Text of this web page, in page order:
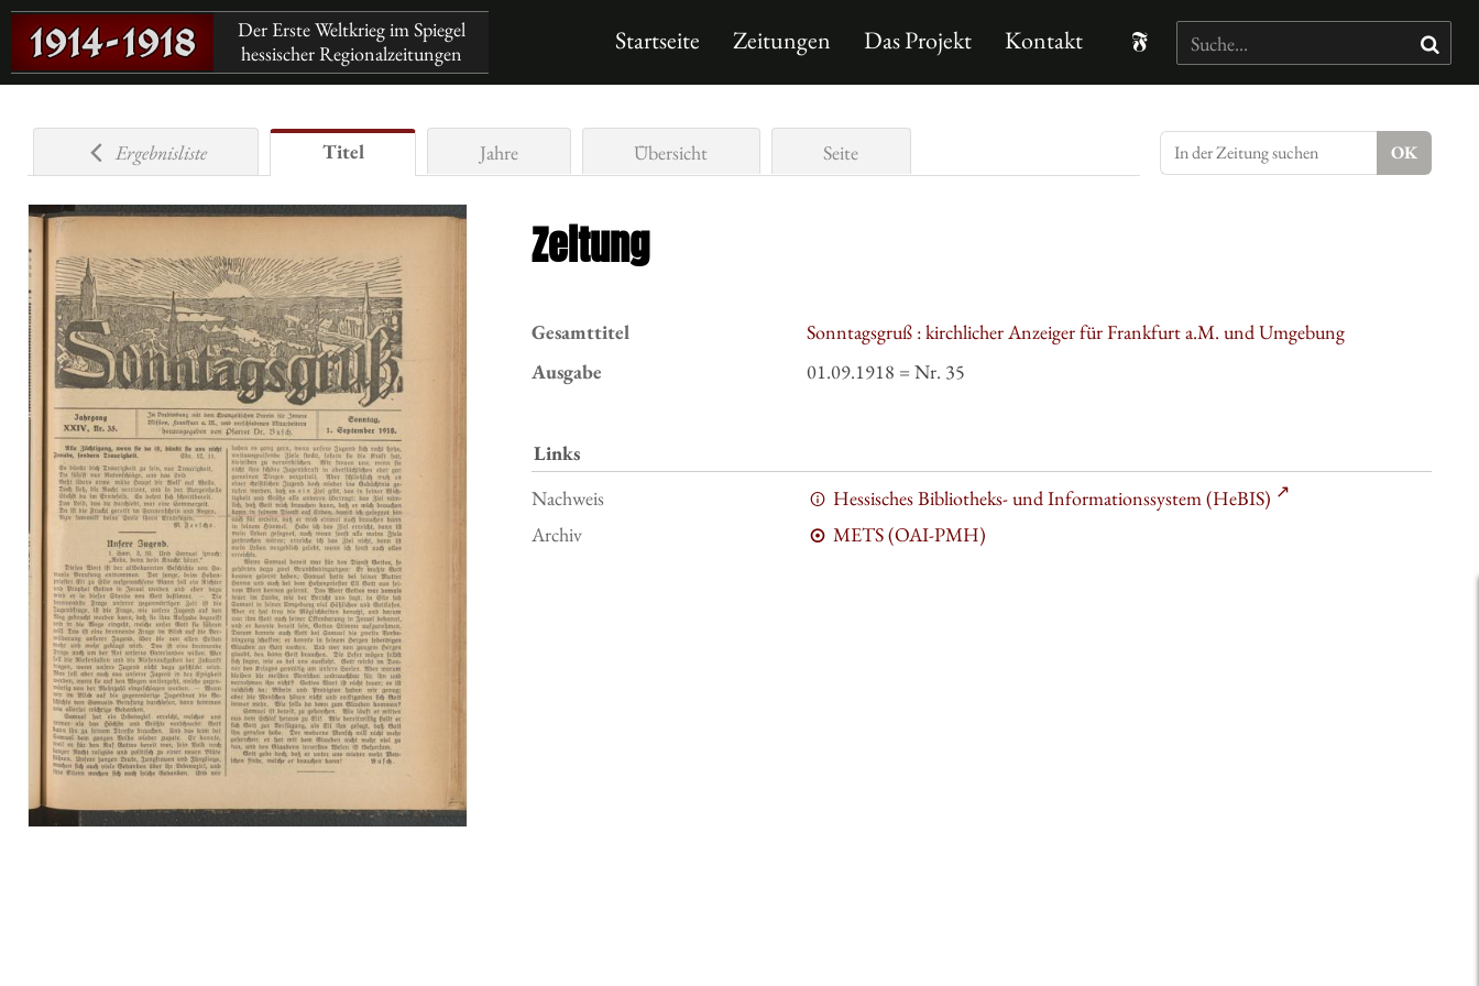
Der Erste Weltkrieg im Spiegel
hessischer Regionalzeitungen
Startseite Zeitungen Das Projekt Kontakt
Ergebnisliste Titel Jahre Übersicht Seite
Zeitung
Gesamttitel
Sonntagsgruß : kirchlicher Anzeiger für Frankfurt a.M. und Umgebung
Ausgabe
01.09.1918 = Nr. 35
Links
Nachweis
Hessisches Bibliotheks- und Informationssystem (HeBIS)
Archiv
METS (OAI-PMH)